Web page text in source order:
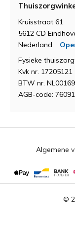
Kruisstraat 61
5612 CD
Nederland
Fysieke
Kvk nr. 17205121
BTW nr.
AGB-code:
©
Algemene